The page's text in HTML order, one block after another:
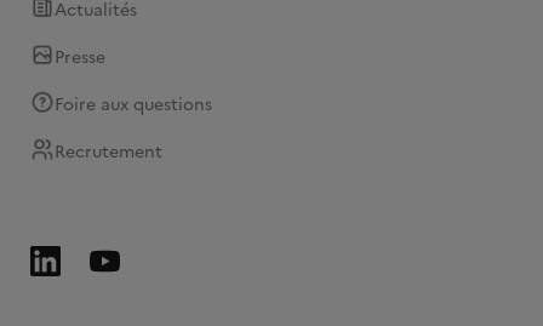
Actualités
Presse
Foire aux questions
Recrutement